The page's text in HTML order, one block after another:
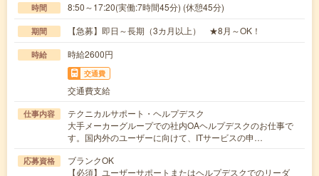
時間 8:50～17:20(実働:7時間45分) (休憩45分)
期間 【急募】即日～長期（3カ月以上） ★8月～OK！
時給 時給2600円
交通費
交通費支給
仕事内容
テクニカルサポート・ヘルプデスク
大手メーカーグループでの社内OAヘルプデスクのお仕事で
す。国内外のユーザーに向けて、ITサービスの申…
応募資格
ブランクOK
【必須】ユーザーサポートまたはヘルプデスクでのリーダ